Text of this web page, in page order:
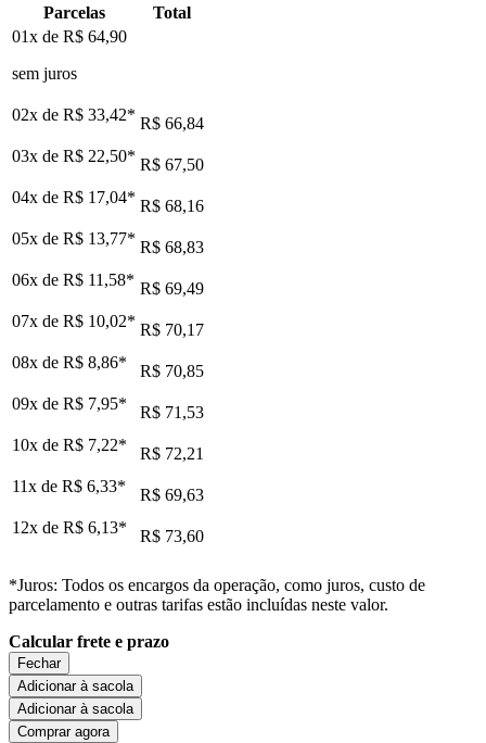
Parcelas
Total
01x de R$ 64,90
sem juros
02x de R$ 33,42* R$ 66,84
03x de R$ 22,50* R$ 67,50
04x de R$ 17,04* R$ 68,16
05x de R$ 13,77* R$ 68,83
06x de R$ 11,58* R$ 69,49
07x de R$ 10,02* R$ 70,17
08x de R$ 8,86*
R$ 70,85
09x de R$ 7,95*
R$ 71,53
10x de R$ 7,22*
R$ 72,21
11x de R$ 6,33*
R$ 69,63
12x de R$ 6,13* R$ 73,60
*Juros: Todos os encargos da operação, como juros, custo de
parcelamento e outras tarifas estão incluídas neste valor.
Calcular frete e prazo
Fechar
Adicionar à sacola
Adicionar à sacola
Comprar agora